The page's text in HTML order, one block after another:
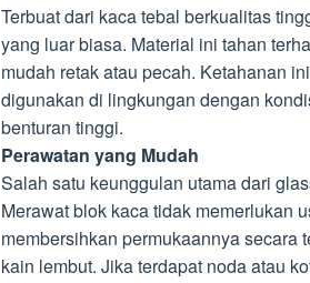
Terbuat dari kaca tebal berkualitas
yang luar biasa. Material ini tahan
mudah retak atau pecah. Ketahanan
digunakan di lingkungan dengan
benturan tinggi.
Perawatan yang Mudah
Salah satu keunggulan utama dari
Merawat blok kaca tidak memerlukan
membersihkan permukaannya secara
kain lembut. Jika terdapat noda atau